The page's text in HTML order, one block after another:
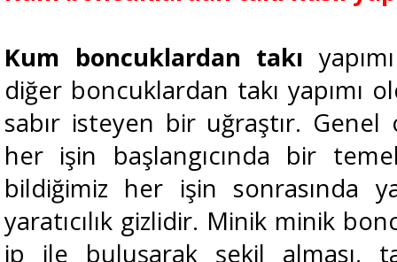
Kum boncuklardan takı
diğer boncuklardan takı yapımı
sabır isteyen bir uğraştır. Genel
her işin başlangıcında bir
bildiğimiz her işin sonrasında
yaratıcılık gizlidir. Minik minik
ip ile buluşarak şekil alması,